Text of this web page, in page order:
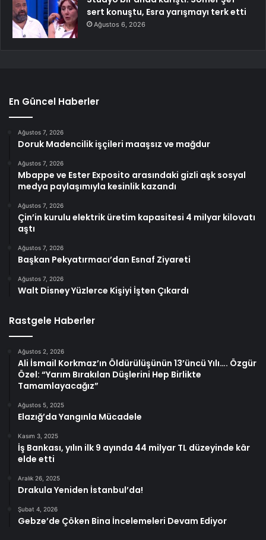
sert konuştu, Esra yarışmayı terk etti
Ağustos 6, 2026
En Güncel Haberler
Ağustos 7, 2026
Doruk Madencilik işçileri maaşsız ve mağdur
Ağustos 7, 2026
Mbappe ve Ester Exposito arasındaki gizli aşk sosyal
medya paylaşımıyla kesinlik kazandı
Ağustos 7, 2026
Çin’in kurulu elektrik üretim kapasitesi 4 milyar kilovatı
aştı
Ağustos 7, 2026
Başkan Pekyatırmacı’dan Esnaf Ziyareti
Ağustos 7, 2026
Walt Disney Yüzlerce Kişiyi İşten Çıkardı
Rastgele Haberler
Ağustos 2, 2026
Ali İsmail Korkmaz’ın Öldürülüşünün 13’üncü Yılı…. Özgür
Özel: “Yarım Bırakılan Düşlerini Hep Birlikte
Tamamlayacağız”
Ağustos 5, 2025
Elazığ’da Yangınla Mücadele
Kasım 3, 2025
İş Bankası, yılın ilk 9 ayında 44 milyar TL düzeyinde kâr
elde etti
Aralık 26, 2025
Drakula Yeniden İstanbul’da!
Şubat 4, 2026
Gebze’de Çöken Bina İncelemeleri Devam Ediyor